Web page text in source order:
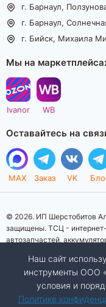
г. Барнаул,
г. Барнаул,
г. Бийск, Михаила
Мы на
Ivanor WB
Оставайтесь на
MAX Заказ VK
© 2026. ИП Шерстобитов
защищены. ТСЦ -
автозапчастей,
информационный
стоимости,
условиях не является
Статьи 437 (2)
Наш сайт
инструменты ООО
условия и
Политике